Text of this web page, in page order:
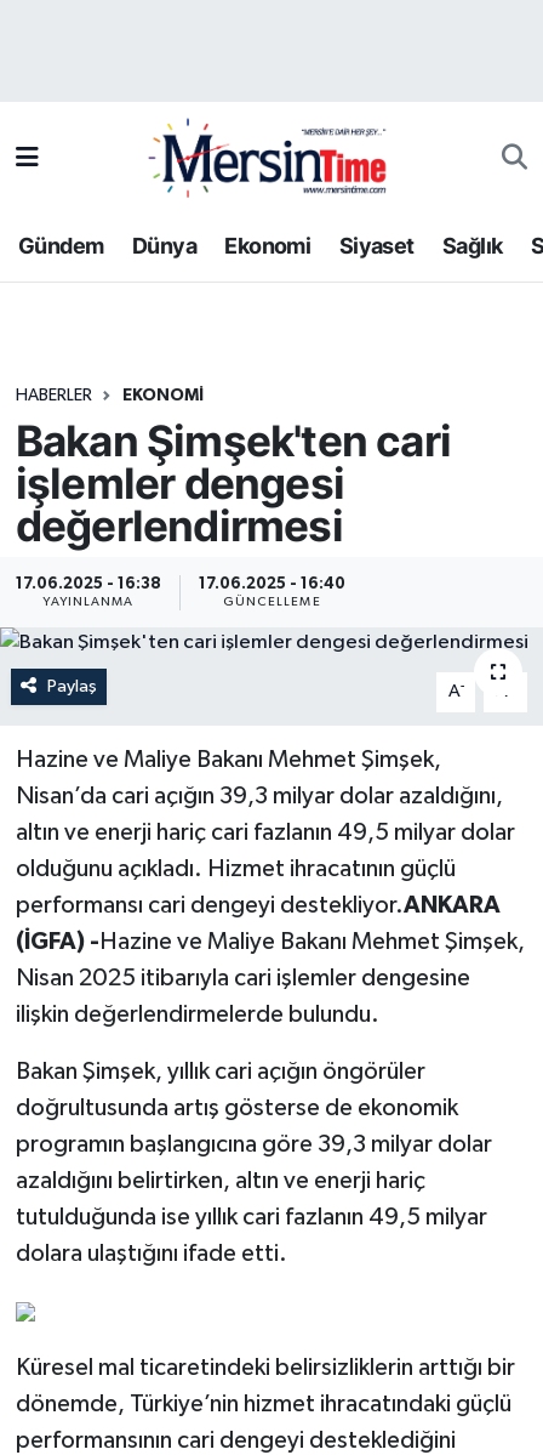
Gündem Dünya Ekonomi Siyaset Sağlık
HABERLER EKONOMI
Bakan Şimşek'ten cari
işlemler dengesi
değerlendirmesi
17.06.2025 - 16:38
YAYINLANMA
17.06.2025 - 16:40
GÜNCELLEME
Paylaş A- A
Hazine ve Maliye Bakanı Mehmet Şimşek,
Nisan’da cari açığın 39,3 milyar dolar azaldığını,
altın ve enerji hariç cari fazlanın 49,5 milyar dolar
olduğunu açıkladı. Hizmet ihracatının güçlü
performansı cari dengeyi destekliyor.ANKARA
(İGFA) - Hazine ve Maliye Bakanı Mehmet Şimşek,
Nisan 2025 itibarıyla cari işlemler dengesine
ilişkin değerlendirmelerde bulundu.
Bakan Şimşek, yıllık cari açığın öngörüler
doğrultusunda artış gösterse de ekonomik
programın başlangıcına göre 39,3 milyar dolar
azaldığını belirtirken, altın ve enerji hariç
tutulduğunda ise yıllık cari fazlanın 49,5 milyar
dolara ulaştığını ifade etti.
Küresel mal ticaretindeki belirsizliklerin arttığı bir
dönemde, Türkiye’nin hizmet ihracatındaki güçlü
performansının cari dengeyi desteklediğini
Bilim-Teknoloji
Dünya
Ekonomi
Gündem
Kültür-Sanat
Resmi İlan
Sağlık
Siyaset
Spor
Yaşam
Trafik Durumu
Tüm Manşetler
Haber Arşivi